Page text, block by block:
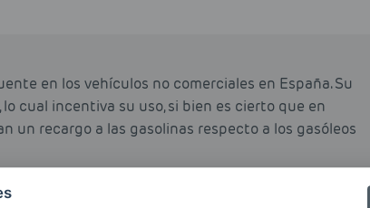
en los vehículos no comerciales en España. Su
cual incentiva su uso, si bien es cierto que en
un recargo a las gasolinas respecto a los gasóleos
que el gasóleo y diésel, y ayuda a mantener limpios